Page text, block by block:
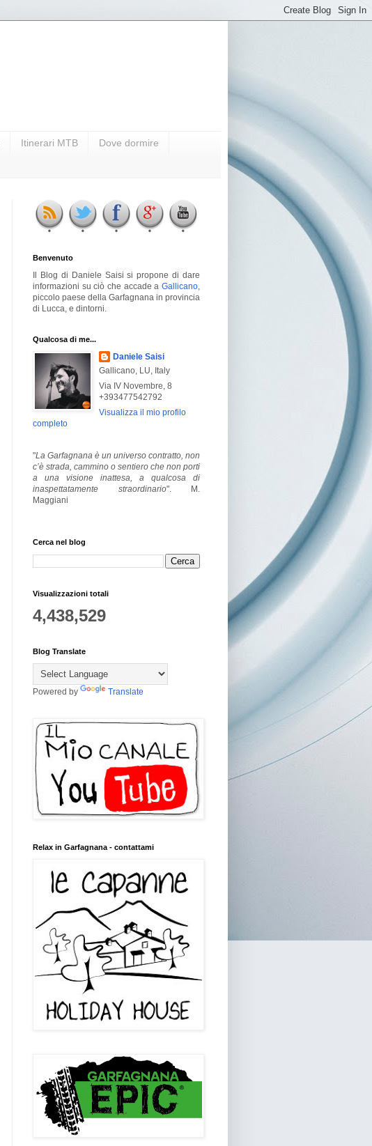
Itinerari MTB Dove dormire
Benvenuto
Il Blog di Daniele Saisi si propone di dare
informazioni su ciò che accade a Gallicano
piccolo paese della Garfagnana in provincia
di Lucca, e dintorni.
Qualcosa di me...
Daniele Saisi
Gallicano, LU, Italy
Via IV Novembre, 8
+393477542792
Visualizza il mio profilo
completo
"La Garfagnana è un universo contratto, non
c’è strada, cammino o sentiero che non porti
a una visione inattesa, a qualcosa di
inaspettatamente straordinario". M.
Maggiani
Cerca nel blog
Visualizzazioni totali
4,438,529
Blog Translate
Powered by Translate
Relax in Garfagnana - contattami